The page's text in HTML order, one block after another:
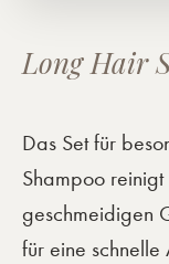
Long Hair
Das Set für
Shampoo
geschmeidigen
für eine schnelle